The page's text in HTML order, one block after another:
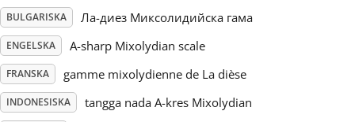
Русский
Tiếng Việt
BULGARISKA Ла-диез Миксолидийска гама
ENGELSKA A-sharp Mixolydian scale
FRANSKA gamme mixolydienne de La dièse
INDONESISKA tangga nada A-kres Mixolydian